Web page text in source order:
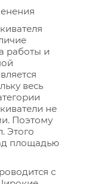
работы и
весь
не
Поэтому
Этого
площадью
с